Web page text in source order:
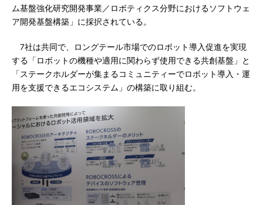
ム基盤強化研究開発事業／ロボティクス分野におけるソフトウェ
ア開発基盤構築」に採択されている。
7社は共同で、ロングテール市場でのロボット導入促進を実現
する「ロボットの機種や適用に関わらず使用できる共創基盤」と
「ステークホルダーが集まるコミュニティーでロボット導入・運
用を支援できるエコシステム」の構築に取り組む。